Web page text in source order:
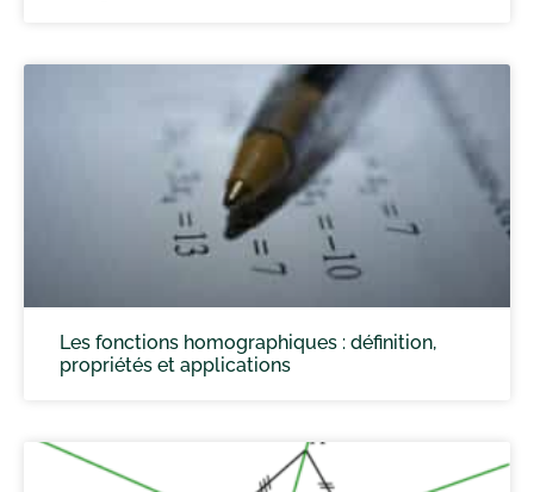
Les fonctions homographiques : définition,
propriétés et applications